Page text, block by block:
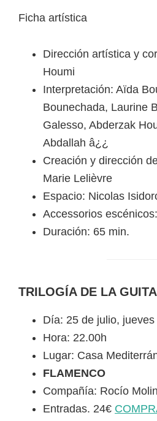
Ficha artística
Dirección artística y
Houmi
Interpretación: Aïda
Bounechada, Laurine
Galesso, Abderzak
Abdallah â¿¿
Creación y dirección
Marie Lelièvre
Espacio: Nicolas
Accessorios
Duración: 65 min.
TRILOGÍA DE LA
Día: 25 de julio, jueves
Hora: 22.00h
Lugar: Casa
FLAMENCO
Compañía: Rocío
Entradas. 24€